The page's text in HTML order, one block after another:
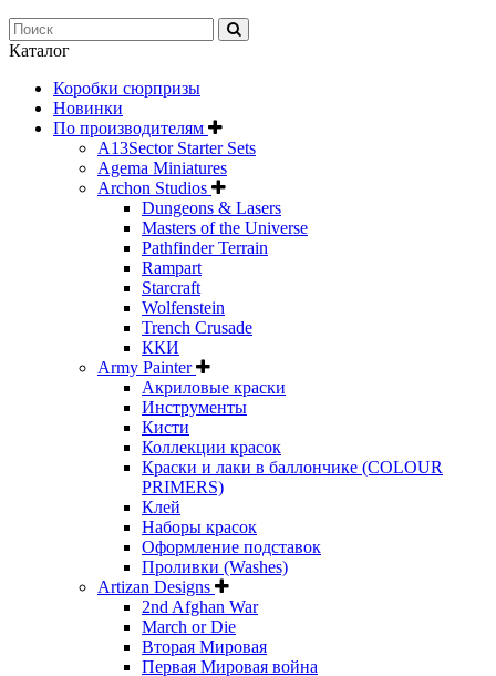
Каталог
Коробки сюрпризы
Новинки
По производителям
A13Sector Starter Sets
Agema Miniatures
Archon Studios
Dungeons & Lasers
Masters of the Universe
Pathfinder Terrain
Rampart
Starcraft
Wolfenstein
Trench Crusade
ККИ
Army Painter
Акриловые краски
Инструменты
Кисти
Коллекции красок
Краски и лаки в баллончике (COLOUR
PRIMERS)
Клей
Наборы красок
Оформление подставок
Проливки (Washes)
Artizan Designs
2nd Afghan War
March or Die
Вторая Мировая
Первая Мировая война